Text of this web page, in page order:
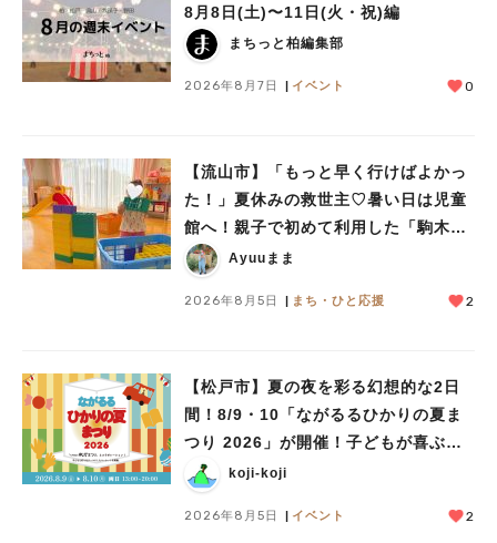
8月8日(土)〜11日(火・祝)編
まちっと柏編集部
2026年8月7日 イベント 0
【流山市】「もっと早く行けばよかっ
た！」夏休みの救世主♡暑い日は児童
館へ！親子で初めて利用した「駒木台
児童館」レポート
Ayuuまま
2026年8月5日 まち・ひと応援 2
【松戸市】夏の夜を彩る幻想的な2日
間！8/9・10「ながるるひかりの夏ま
つり 2026」が開催！子どもが喜ぶワ
ークショップや限定ヒーローショーも
koji-koji
2026年8月5日 イベント 2